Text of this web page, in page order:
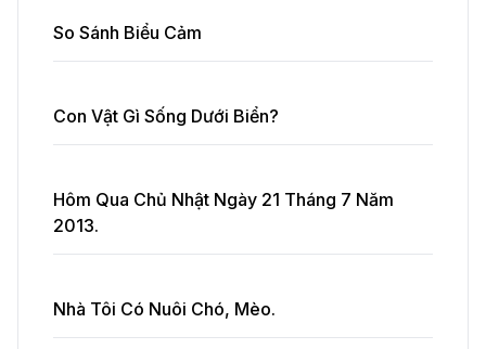
So Sánh Biểu Cảm
Con Vật Gì Sống Dưới Biển?
Hôm Qua Chủ Nhật Ngày 21 Tháng 7 Năm
2013.
Nhà Tôi Có Nuôi Chó, Mèo.